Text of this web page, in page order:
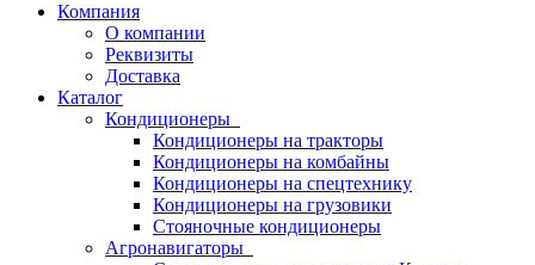
Компания
О компании
Реквизиты
Доставка
Каталог
Кондиционеры
Кондиционеры на тракторы
Кондиционеры на комбайны
Кондиционеры на спецтехнику
Кондиционеры на грузовики
Стояночные кондиционеры
Агронавигаторы